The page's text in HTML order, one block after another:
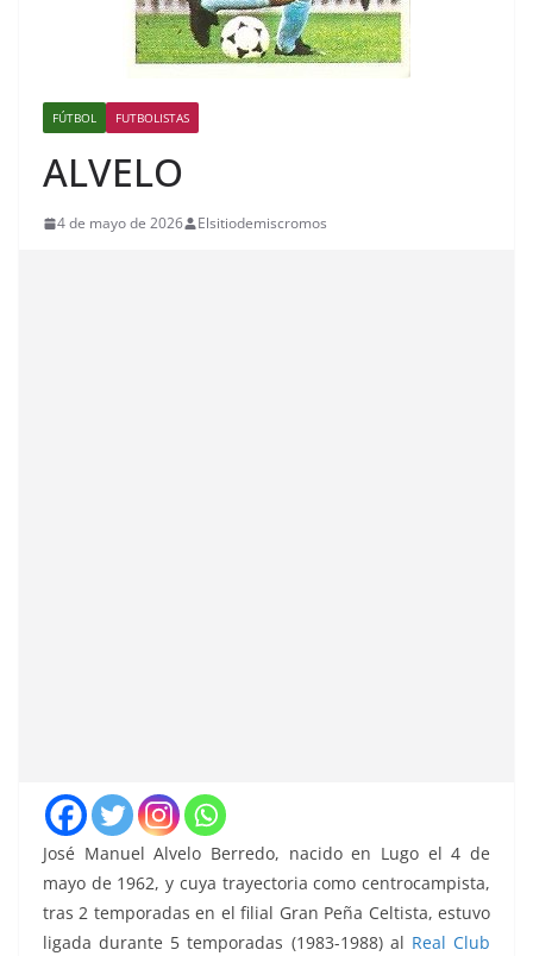
FÚTBOL FUTBOLISTAS
ALVELO
4 de mayo de 2026 Elsitiodemiscromos
José Manuel Alvelo Berredo, nacido en Lugo el 4 de
mayo de 1962, y cuya trayectoria como centrocampista,
tras 2 temporadas en el filial Gran Peña Celtista, estuvo
ligada durante 5 temporadas (1983-1988) al Real Club